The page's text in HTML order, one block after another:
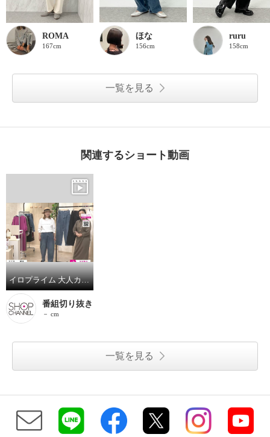
ROMA
167cm
ほな
156cm
ruru
158cm
一覧を見る
関連するショート動画
イロプライム 大人カジュアル デニムバレルパンツ
番組切り抜き
－ cm
一覧を見る